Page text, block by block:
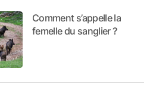
Comment s’appelle la
femelle du sanglier ?